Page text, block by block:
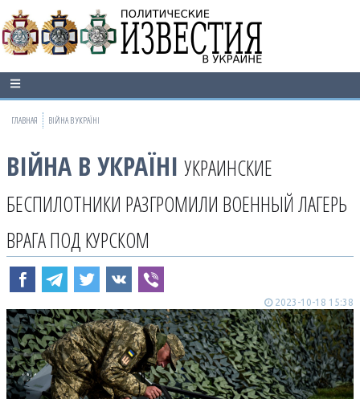
ГЛАВНАЯ ВІЙНА В УКРАЇНІ
ВІЙНА В УКРАЇНІ УКРАИНСКИЕ
БЕСПИЛОТНИКИ РАЗГРОМИЛИ ВОЕННЫЙ ЛАГЕРЬ
ВРАГА ПОД КУРСКОМ
2023-10-18 15:38